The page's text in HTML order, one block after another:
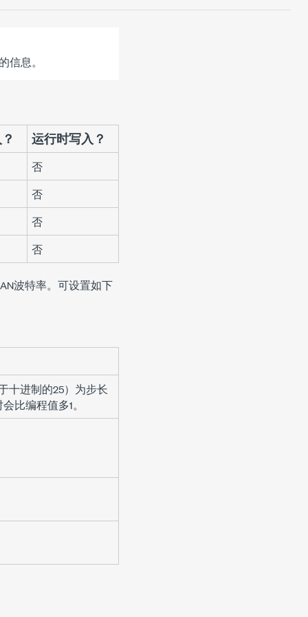
信息。
运行时写入？
否
否
否
否
波特率。可设置如下
十进制的25）为步长
比编程值多1。